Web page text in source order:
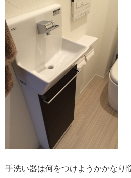
手洗い器は何をつけようかかなり